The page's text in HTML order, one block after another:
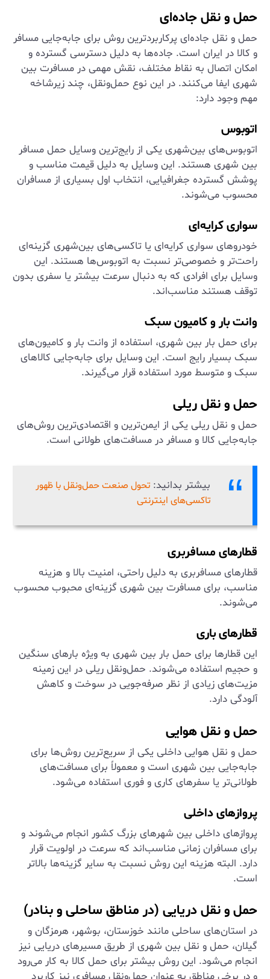
حمل و نقل جاده‌ای
حمل و نقل جاده‌ای پرکاربردترین روش برای جابه‌جایی مسافر
و کالا در ایران است. جاده‌ها به دلیل دسترسی گسترده و
امکان اتصال به نقاط مختلف، نقش مهمی در مسافرت بین
شهری ایفا می‌کنند. در این نوع حمل‌ونقل، چند زیرشاخه
مهم وجود دارد:
اتوبوس
اتوبوس‌های بین‌شهری یکی از رایج‌ترین وسایل حمل مسافر
بین شهری هستند. این وسایل به دلیل قیمت مناسب و
پوشش گسترده جغرافیایی، انتخاب اول بسیاری از مسافران
محسوب می‌شوند.
سواری کرایه‌ای
خودروهای سواری کرایه‌ای یا تاکسی‌های بین‌شهری گزینه‌ای
راحت‌تر و خصوصی‌تر نسبت به اتوبوس‌ها هستند. این
وسایل برای افرادی که به دنبال سرعت بیشتر یا سفری بدون
توقف هستند مناسب‌اند.
وانت بار و کامیون سبک
برای حمل بار بین شهری، استفاده از وانت بار و کامیون‌های
سبک بسیار رایج است. این وسایل برای جابه‌جایی کالاهای
سبک و متوسط مورد استفاده قرار می‌گیرند.
حمل و نقل ریلی
حمل و نقل ریلی یکی از ایمن‌ترین و اقتصادی‌ترین روش‌های
جابه‌جایی کالا و مسافر در مسافت‌های طولانی است.
بیشتر بدانید: تحول صنعت حمل‌ونقل با ظهور
تاکسی‌های اینترنتی
قطارهای مسافربری
قطارهای مسافربری به دلیل راحتی، امنیت بالا و هزینه
مناسب، برای مسافرت بین شهری گزینه‌ای محبوب محسوب
می‌شوند.
قطارهای باری
این قطارها برای حمل بار بین شهری به ویژه بارهای سنگین
و حجیم استفاده می‌شوند. حمل‌ونقل ریلی در این زمینه
مزیت‌های زیادی از نظر صرفه‌جویی در سوخت و کاهش
آلودگی دارد.
حمل و نقل هوایی
حمل و نقل هوایی داخلی یکی از سریع‌ترین روش‌ها برای
جابه‌جایی بین شهری است و معمولاً برای مسافت‌های
طولانی‌تر یا سفرهای کاری و فوری استفاده می‌شود.
پروازهای داخلی
پروازهای داخلی بین شهرهای بزرگ کشور انجام می‌شوند و
برای مسافران زمانی مناسب‌اند که سرعت در اولویت قرار
دارد. البته هزینه این روش نسبت به سایر گزینه‌ها بالاتر
است.
حمل و نقل دریایی (در مناطق ساحلی و بنادر)
در استان‌های ساحلی مانند خوزستان، بوشهر، هرمزگان و
گیلان، حمل و نقل بین شهری از طریق مسیرهای دریایی نیز
انجام می‌شود. این روش بیشتر برای حمل کالا به کار می‌رود